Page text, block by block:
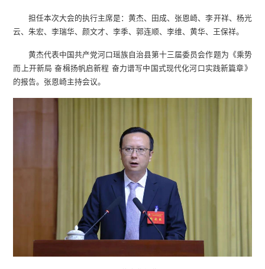
担任本次大会的执行主席是：黄杰、田成、张恩崎、李开祥、杨光
云、朱宏、李瑞华、颜文才、李季、郭连顺、李维、黄华、王保祥。
黄杰代表中国共产党河口瑶族自治县第十三届委员会作题为《乘势
而上开新局 奋楫扬帆启新程 奋力谱写中国式现代化河口实践新篇章》
的报告。张恩崎主持会议。